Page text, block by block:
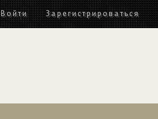
Войти Зарегистрироваться